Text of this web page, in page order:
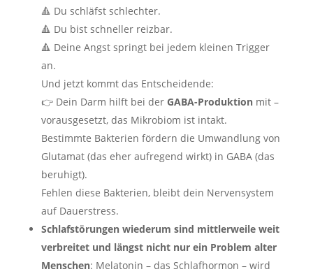
🔺 Du schläfst schlechter.
🔺 Du bist schneller reizbar.
🔺 Deine Angst springt bei jedem kleinen Trigger
an.
Und jetzt kommt das Entscheidende:
👉 Dein Darm hilft bei der GABA-Produktionmit –
vorausgesetzt, das Mikrobiom ist intakt.
Bestimmte Bakterien fördern die Umwandlung von
Glutamat (das eher aufregend wirkt) in GABA (das
beruhigt).
Fehlen diese Bakterien, bleibt dein Nervensystem
auf Dauerstress.
Schlafstörungen wiederum sind mittlerweile weit
verbreitet und längst nicht nur ein Problem alter
Menschen: Melatonin – das Schlafhormon – wird